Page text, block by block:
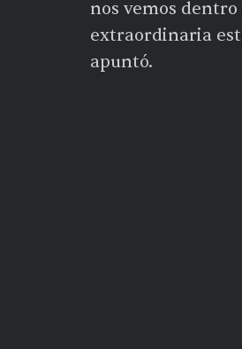
nos vemos
extraordinaria
apuntó.